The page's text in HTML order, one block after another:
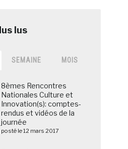
SEMAINE MOIS
8èmes Rencontres
Nationales Culture et
Innovation(s): comptes-
rendus et vidéos de la
journée
posté le 12 mars 2017